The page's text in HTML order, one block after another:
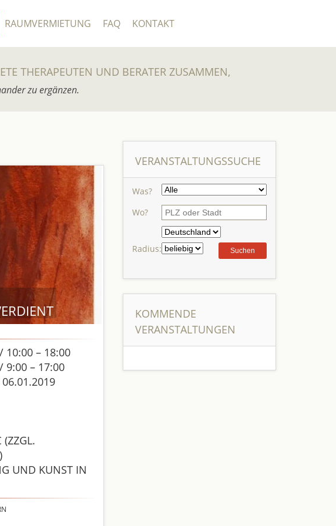
RAUMVERMIETUNG FAQ KONTAKT
THERAPEUTEN UND BERATER ZUSAMMEN,
zu ergänzen.
10:00 – 18:00
9:00 – 17:00
(ZZGL.
UND KUNST IN
VERANSTALTUNGSSUCHE
Was?
Wo?
Radius:
KOMMENDE
VERANSTALTUNGEN